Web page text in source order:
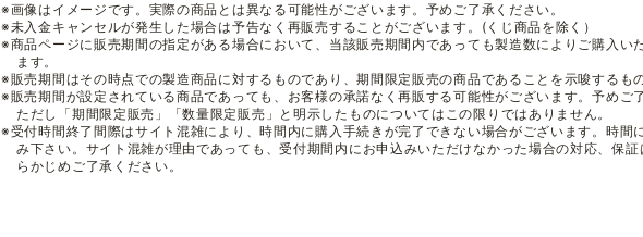
※画像はイメージです。実際の商品とは異なる可能性がございます。予めご了承ください。
※未入金キャンセルが発生した場合は予告なく再販売することがございます。(くじ商品を除く）
※商品ページに販売期間の指定がある場合において、当該販売期間内であっても製造数によりご購入い
ます。
※販売期間はその時点での製造商品に対するものであり、期間限定販売の商品であることを示唆するも
※販売期間が設定されている商品であっても、お客様の承諾なく再販する可能性がございます。予めご
ただし「期間限定販売」「数量限定販売」と明示したものについてはこの限りではありません。
※受付時間終了間際はサイト混雑により、時間内に購入手続きが完了できない場合がございます。時間
み下さい。サイト混雑が理由であっても、受付期間内にお申込みいただけなかった場合の対応、保
らかじめご了承ください。